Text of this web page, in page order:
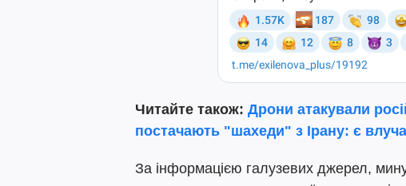
Читайте також: Дрони атакували
постачають "шахеди" з Ірану: є
За інформацією галузевих джерел,